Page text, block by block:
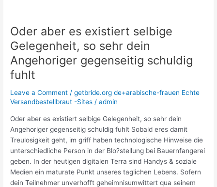
Oder aber es existiert selbige
Gelegenheit, so sehr dein
Angehoriger gegenseitig schuldig
fuhlt
Leave a Comment /getbride.org de+arabische-frauen Echte
Versandbestellbraut -Sites /admin
Oder aber es existiert selbige Gelegenheit, so sehr dein
Angehoriger gegenseitig schuldig fuhlt Sobald eres damit
Treulosigkeit geht, im griff haben technologische Hinweise die
unterschiedliche Person in der Blo?stellung bei Bauernfangerei
geben. In der heutigen digitalen Terra sind Handys & soziale
Medien ein maturate Punkt unseres taglichen Lebens. Sofern
dein Teilnehmer unverhofft geheimnisumwittert qua seinem
Oder
aber
es
existiert
selbige
so
sehr
Angehoriger
gegenseitig
schuldig